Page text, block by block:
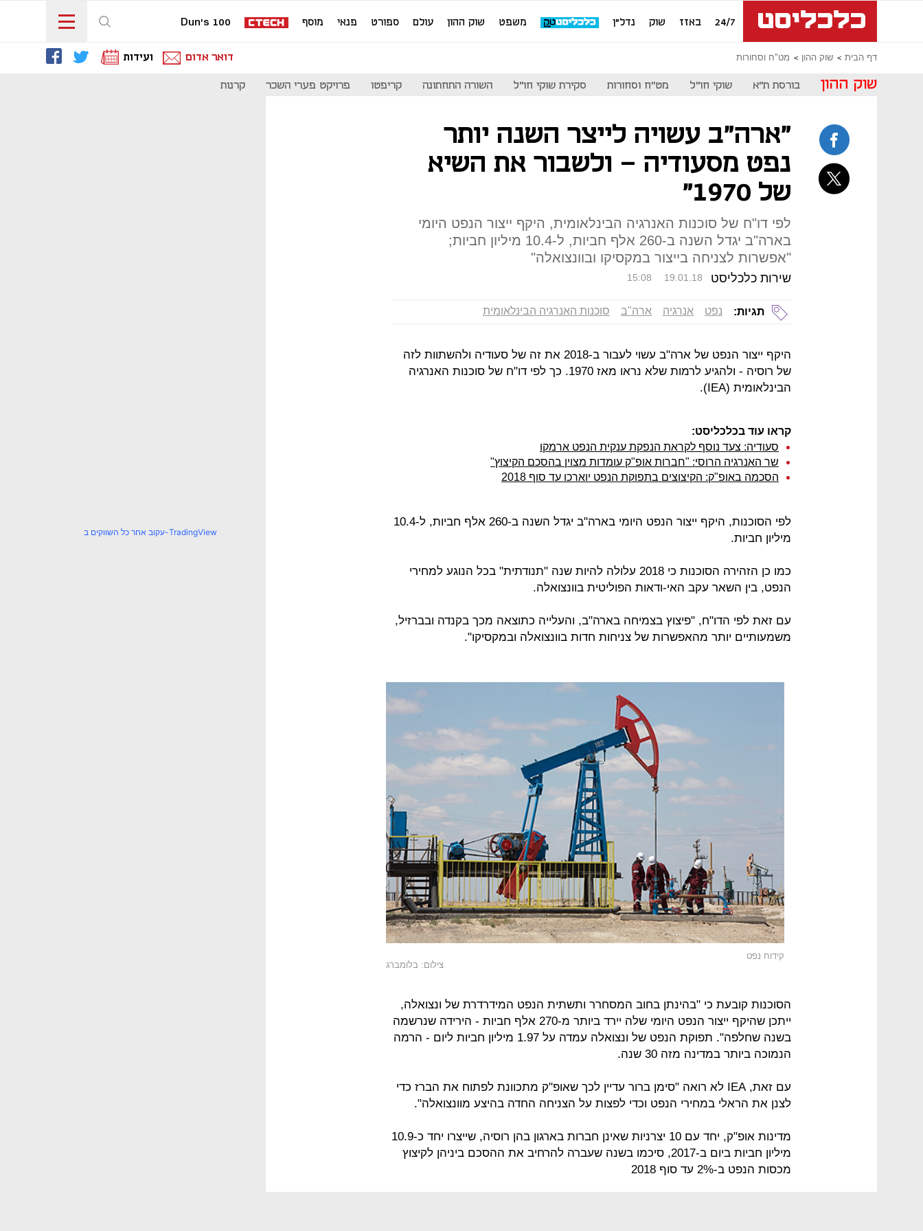
24/7 באזז שוק נדל"ן משפט שוק ההון עולם ספורט פנאי מוסף Dun's 100
דף הבית שוק ההון מט"ח וסחורות דואר אדום ועידות
שוק ההון בורסת ת"א שוקי חו"ל מט"ח וסחורות סקירת שוקי חו"ל השורה התחתונה קריפטו פרויקט פערי השכר קרנות
"ארה"ב עשויה לייצר השנה יותר
נפט מסעודיה - ולשבור את השיא
של 1970"
לפי דו"ח של סוכנות האנרגיה הבינלאומית, היקף ייצור הנפט היומי
בארה"ב יגדל השנה ב-260 אלף חביות, ל-10.4 מיליון חביות;
"אפשרות לצניחה בייצור במקסיקו ובוונצואלה"
שירות כלכליסט 15:08 19.01.18
תגיות: נפט אנרגיה ארה"ב סוכנות האנרגיה הבינלאומית
היקף ייצור הנפט של ארה"ב עשוי לעבור ב-2018 את זה של סעודיה ולהשתוות לזה
של רוסיה - ולהגיע לרמות שלא נראו מאז 1970. כך לפי דו"ח של סוכנות האנרגיה
הבינלאומית (IEA).
קראו עוד בכלכליסט:
סעודיה: צעד נוסף לקראת הנפקת ענקית הנפט ארמקו
שר האנרגיה הרוסי: "חברות אופ"ק עומדות מצוין בהסכם הקיצוץ"
הסכמה באופ"ק: הקיצוצים בתפוקת הנפט יוארכו עד סוף 2018
לפי הסוכנות, היקף ייצור הנפט היומי בארה"ב יגדל השנה ב-260 אלף חביות, ל-10.4
מיליון חביות.
כמו כן הזהירה הסוכנות כי 2018 עלולה להיות שנה "תנודתית" בכל הנוגע למחירי
הנפט, בין השאר עקב האי-ודאות הפוליטית בוונצואלה.
עם זאת לפי הדו"ח, "פיצוץ בצמיחה בארה"ב, והעלייה כתוצאה מכך בקנדה ובברזיל,
משמעותיים יותר מהאפשרות של צניחות חדות בוונצואלה ובמקסיקו".
קידוח נפט
צילום: בלומברג
הסוכנות קובעת כי "בהינתן בחוב המסחרר ותשתית הנפט המידרדרת של ונצואלה,
ייתכן שהיקף ייצור הנפט היומי שלה יירד ביותר מ-270 אלף חביות - הירידה שנרשמה
בשנה שחלפה". תפוקת הנפט של ונצואלה עמדה על 1.97 מיליון חביות ליום - הרמה
הנמוכה ביותר במדינה מזה 30 שנה.
עם זאת, IEA לא רואה "סימן ברור עדיין לכך שאופ"ק מתכוונת לפתוח את הברז כדי
לצנן את הראלי במחירי הנפט וכדי לפצות על הצניחה החדה בהיצע מוונצואלה".
מדינות אופ"ק, יחד עם 10 יצרניות שאינן חברות בארגון בהן רוסיה, שייצרו יחד כ-10.9
מיליון חביות ביום ב-2017, סיכמו בשנה שעברה להרחיב את ההסכם ביניהן לקיצוץ
מכסות הנפט ב-2% עד סוף 2018
עקוב אחר כל השווקים ב-TradingView